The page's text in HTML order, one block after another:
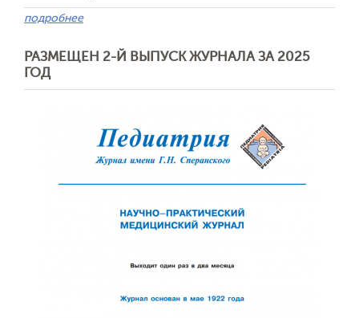
подробнее
РАЗМЕЩЕН 2-Й ВЫПУСК ЖУРНАЛА ЗА 2025
ГОД